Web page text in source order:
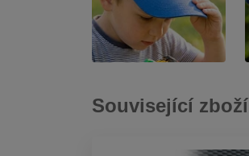
Související zboží